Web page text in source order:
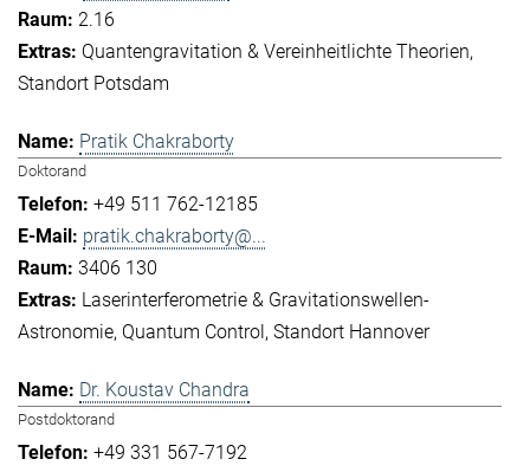
2.16
Quantengravitation & Vereinheitlichte Theorien
Standort Potsdam
Pratik Chakraborty
Doktorand
+49 511 762-12185
pratik.chakraborty@...
3406 130
Laserinterferometrie & Gravitationswellen-
Astronomie Quantum Control Standort Hannover
Dr. Koustav Chandra
Postdoktorand
+49 331 567-7192